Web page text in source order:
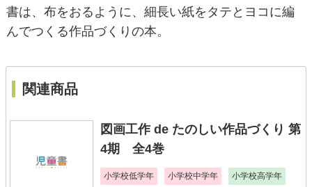
書は、布をおるように、細長い紙をタテとヨコに編
んでつくる作品づくりの本。
関連商品
図画工作 de たのしい作品づくり 第
4期 全4巻
小学校低学年 小学校中学年 小学校高学年